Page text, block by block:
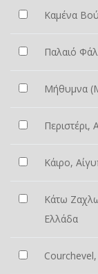
Καμένα
Παλαιό
Μήθυμνα
Περιστέρι,
Κάιρο,
Κάτω
Ελλάδα